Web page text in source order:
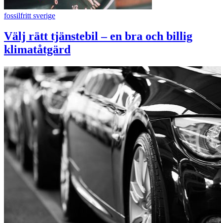
fossilfritt sverige
Välj rätt tjänstebil – en bra och billig
klimatåtgärd